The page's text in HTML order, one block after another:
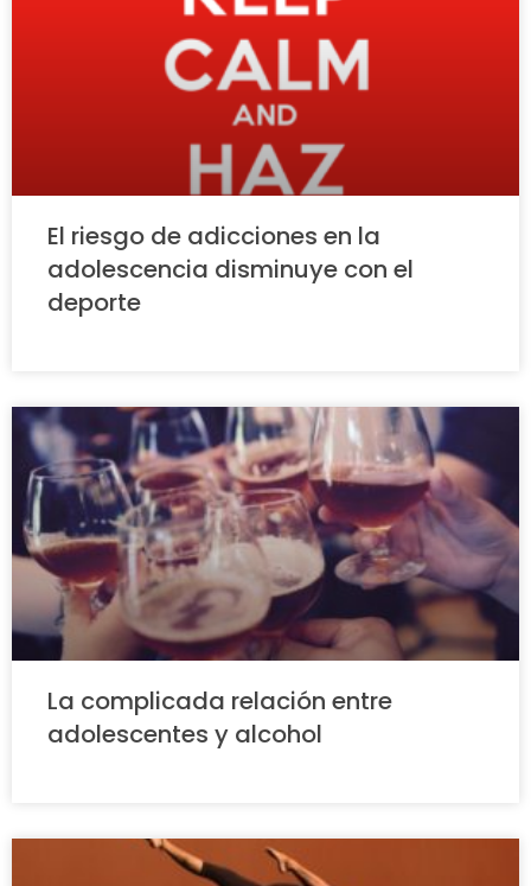
El riesgo de adicciones en la
adolescencia disminuye con el
deporte
La complicada relación entre
adolescentes y alcohol